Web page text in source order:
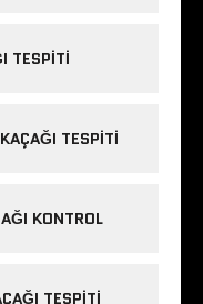
TESPITI
TESPITI
KONTROL
TESPITI